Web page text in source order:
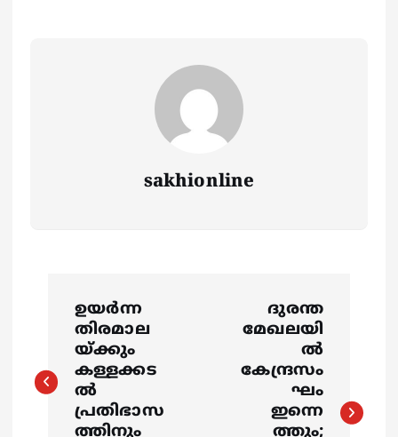
sakhionline
s
ഉയർന്ന
തിരമാല
യ്ക്കും
കള്ളക്കട
ൽ
പ്രതിഭാസ
ത്തിനും
ദുരന്ത
മേഖലയി
ൽ
കേന്ദ്രസം
ഘം
ഇന്നെ
ത്തും;